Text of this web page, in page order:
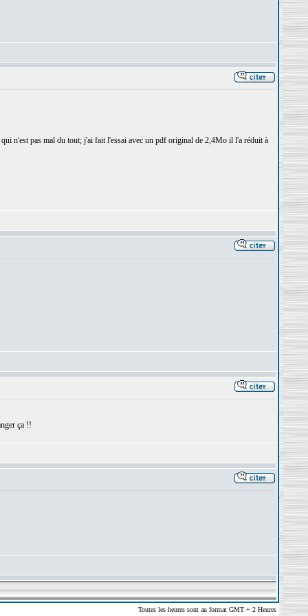
n'est pas mal du tout; j'ai fait l'essai avec un pdf original de 2,4Mo il l'a réduit à
ça !!
Toutes les heures sont au format GMT + 2 Heures